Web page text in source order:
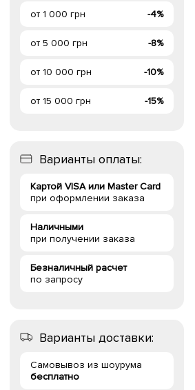
от 1 000 грн -4%
от 5 000 грн -8%
от 10 000 грн -10%
от 15 000 грн -15%
Варианты оплаты:
Картой VISA или Master Card
при оформлении заказа
Наличными
при получении заказа
Безналичный расчет
по запросу
Варианты доставки:
Самовывоз из шоурума
бесплатно